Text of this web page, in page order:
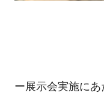
ー展示会実施に